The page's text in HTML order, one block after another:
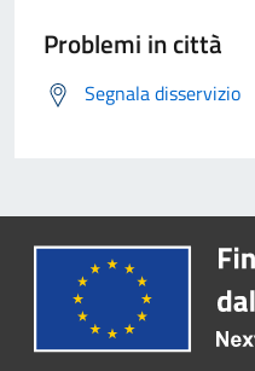
Problemi in città
Segnala disservizio